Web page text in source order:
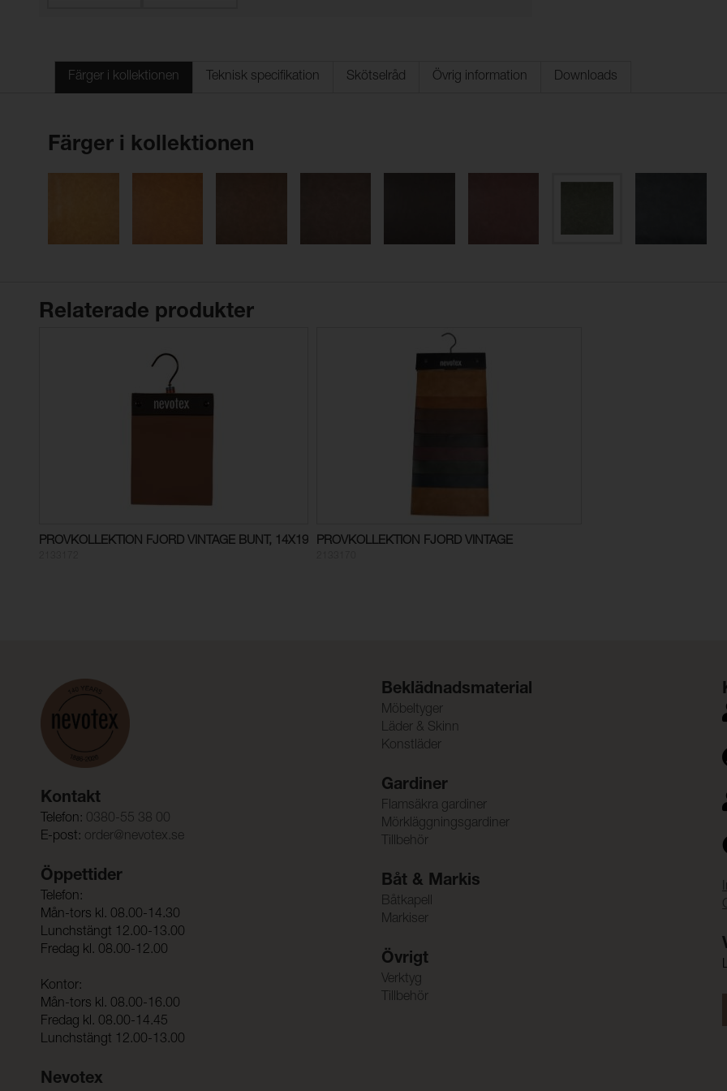
Färger i kollektionen Teknisk specifikation Skötselråd Övrig information Downloads
Färger i kollektionen
Relaterade produkter
PROVKOLLEKTION FJORD VINTAGE BUNT, 14X19 PROVKOLLEKTION FJORD VINTAGE
Kontakt
Telefon: 0380-55 38 00
E-post: order@nevotex.se
Öppettider
Telefon:
Mån-tors kl. 08.00-14.30
Lunchstängt 12.00-13.00
Fredag kl. 08.00-12.00
Kontor:
Mån-tors kl. 08.00-16.00
Fredag kl. 08.00-14.45
Lunchstängt 12.00-13.00
Nevotex
Beklädnadsmaterial
Möbeltyger
Läder & Skinn
Konstläder
Gardiner
Flamsäkra gardiner
Mörkläggningsgardiner
Tillbehör
Båt & Markis
Båtkapell
Markiser
Övrigt
Verktyg
Tillbehör